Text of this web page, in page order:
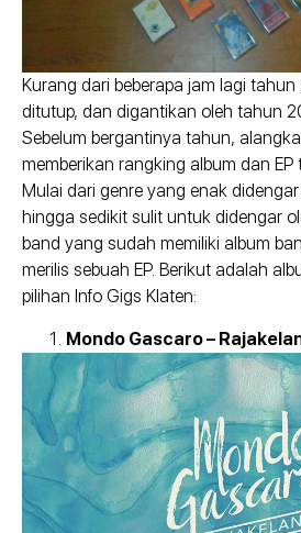
Kurang dari beberapa jam lagi
ditutup, dan digantikan oleh tahun
Sebelum bergantinya tahun,
memberikan rangking album dan EP
Mulai dari genre yang enak
hingga sedikit sulit untuk didengar
band yang sudah memiliki album
merilis sebuah EP. Berikut adalah
pilihan Info Gigs Klaten:
Mondo Gascaro –